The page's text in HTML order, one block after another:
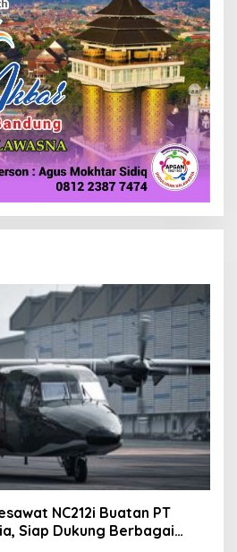
A
K
I
NC212i Buatan PT
Siap Dukung Berbagai